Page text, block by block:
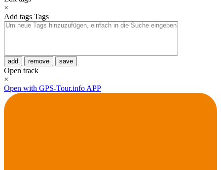
×
Add tags Tags
add remove save
Open track
×
Open with GPS-Tour.info APP